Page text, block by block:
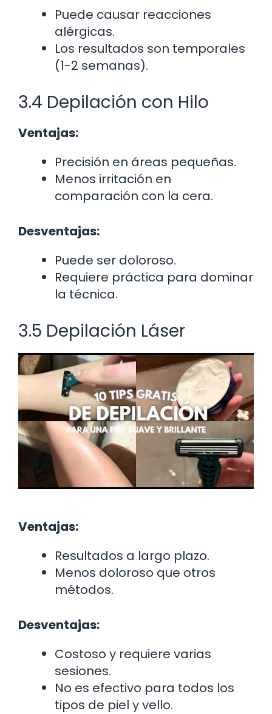
Puede causar reacciones
alérgicas.
Los resultados son temporales
(1-2 semanas).
3.4 Depilación con Hilo
Ventajas:
Precisión en áreas pequeñas.
Menos irritación en
comparación con la cera.
Desventajas:
Puede ser doloroso.
Requiere práctica para dominar
la técnica.
3.5 Depilación Láser
Ventajas:
Resultados a largo plazo.
Menos doloroso que otros
métodos.
Desventajas:
Costoso y requiere varias
sesiones.
No es efectivo para todos los
tipos de piel y vello.